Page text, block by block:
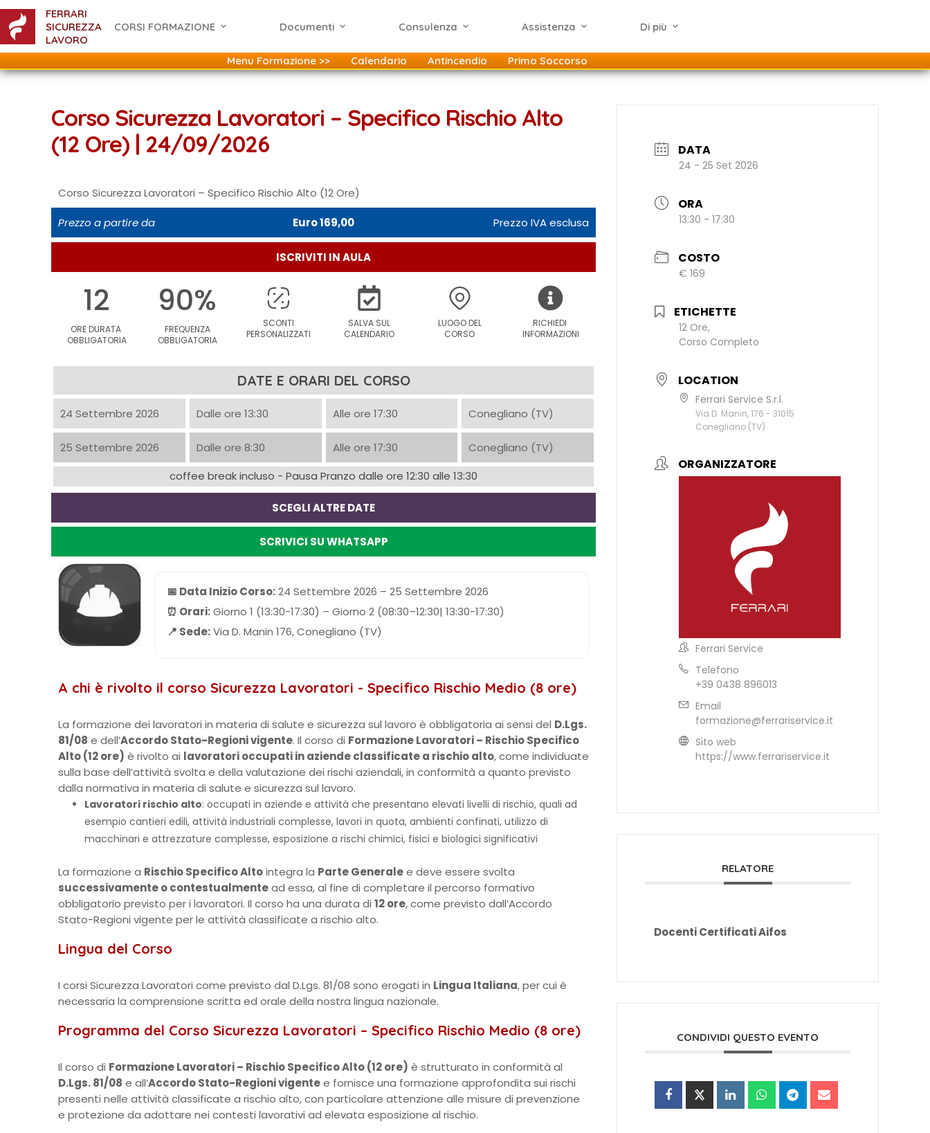
FERRARI
SICUREZZA
LAVORO
CORSI FORMAZIONE Documenti Consulenza Assistenza Di più
Menu Formazione >> Calendario Antincendio Primo Soccorso
Corso Sicurezza Lavoratori – Specifico Rischio Alto
(12 Ore) | 24/09/2026
Corso Sicurezza Lavoratori – Specifico Rischio Alto (12 Ore)
Prezzo a partire da Euro 169,00 Prezzo IVA esclusa
ISCRIVITI IN AULA
12
ORE DURATA
OBBLIGATORIA
90%
FREQUENZA
OBBLIGATORIA
SCONTI
PERSONALIZZATI
SALVA SUL
CALENDARIO
LUOGO DEL
CORSO
RICHIEDI
INFORMAZIONI
DATE E ORARI DEL CORSO
24 Settembre 2026 Dalle ore 13:30 Alle ore 17:30 Conegliano (TV)
25 Settembre 2026 Dalle ore 8:30 Alle ore 17:30
Conegliano (TV)
coffee break incluso - Pausa Pranzo dalle ore 12:30 alle 13:30
SCEGLI ALTRE DATE
SCRIVICI SU WHATSAPP
📅 Data Inizio Corso:24 Settembre 2026 – 25 Settembre 2026
⏰ Orari:Giorno 1 (13:30-17:30) – Giorno 2 (08:30–12:30| 13:30-17:30)
📍 Sede:Via D. Manin 176, Conegliano (TV)
A chi è rivolto il corso Sicurezza Lavoratori - Specifico Rischio Medio (8 ore)
La formazione dei lavoratori in materia di salute e sicurezza sul lavoro è obbligatoria ai sensi del D.Lgs.
81/08 e dell’Accordo Stato-Regioni vigente. Il corso di Formazione Lavoratori – Rischio Specifico
Alto (12 ore) è rivolto ai lavoratori occupati in aziende classificate a rischio alto, come individuate
sulla base dell’attività svolta e della valutazione dei rischi aziendali, in conformità a quanto previsto
dalla normativa in materia di salute e sicurezza sul lavoro.
Lavoratori rischio alto: occupati in aziende e attività che presentano elevati livelli di rischio, quali ad
esempio cantieri edili, attività industriali complesse, lavori in quota, ambienti confinati, utilizzo di
macchinari e attrezzature complesse, esposizione a rischi chimici, fisici e biologici significativi
La formazione a Rischio Specifico Altointegra la Parte Generalee deve essere svolta
successivamente o contestualmentead essa, al fine di completare il percorso formativo
obbligatorio previsto per i lavoratori. Il corso ha una durata di 12 ore, come previsto dall’Accordo
Stato-Regioni vigente per le attività classificate a rischio alto.
Lingua del Corso
I corsi Sicurezza Lavoratori come previsto dal D.Lgs. 81/08 sono erogati in Lingua Italiana, per cui è
necessaria la comprensione scritta ed orale della nostra lingua nazionale.
Programma del Corso Sicurezza Lavoratori – Specifico Rischio Medio (8 ore)
Il corso di Formazione Lavoratori – Rischio Specifico Alto (12 ore) è strutturato in conformità al
D.Lgs. 81/08 e all’Accordo Stato-Regioni vigentee fornisce una formazione approfondita sui rischi
presenti nelle attività classificate a rischio alto, con particolare attenzione alle misure di prevenzione
e protezione da adottare nei contesti lavorativi ad elevata esposizione al rischio.
DATA
24 - 25 Set 2026
ORA
13:30 - 17:30
COSTO
€ 169
ETICHETTE
12 Ore,
Corso Completo
LOCATION
Ferrari Service S.r.l.
Via D. Manin, 176 - 31015
Conegliano (TV)
ORGANIZZATORE
Ferrari Service
Telefono
+39 0438 896013
Email
formazione@ferrariservice.it
Sito web
https://www.ferrariservice.it
RELATORE
Docenti Certificati Aifos
CONDIVIDI QUESTO EVENTO